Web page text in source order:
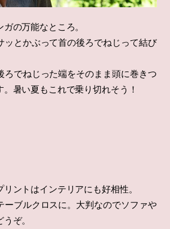
の万能なところ。
ッとかぶって首の後ろでねじって結び
ろでねじった端をそのまま頭に巻きつ
暑い夏もこれで乗り切れそう！
ントはインテリアにも好相性。
ーブルクロスに。大判なのでソファや
ぞ。